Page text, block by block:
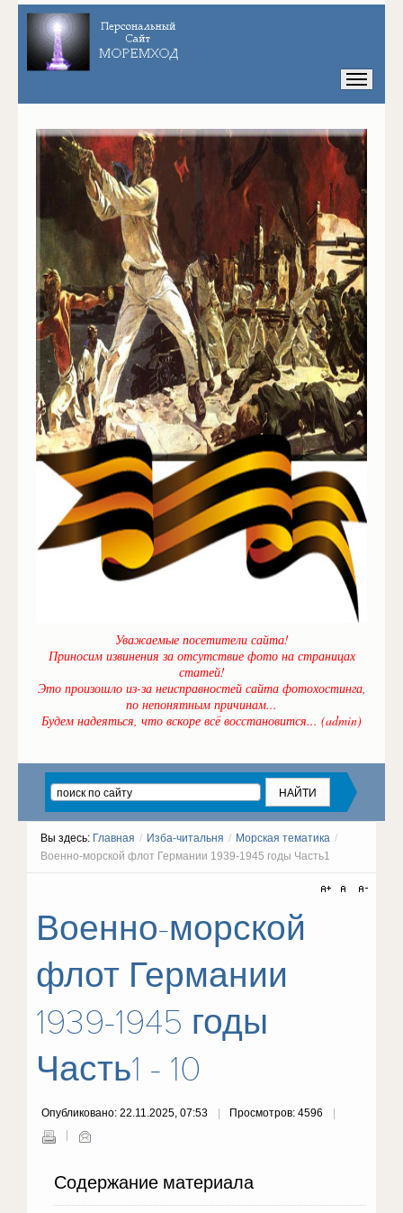
Уважаемые посетители сайта!
Приносим извинения за отсутствие фото на страницах
статей!
Это произошло из-за неисправностей сайта фотохостинга,
по непонятным причинам...
Будем надеяться, что вскоре всё восстановится... (admin)
Вы здесь: Главная / Изба-читальня / Морская тематика /
Военно-морской флот Германии 1939-1945 годы Часть1
Военно-морской
флот Германии
1939-1945 годы
Часть1 - 10
Опубликовано: 22.11.2025, 07:53 Просмотров: 4596
Содержание материала